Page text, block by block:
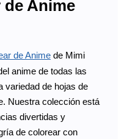
de Anime
de Anime de Mimi
anime de todas las
variedad de hojas de
Nuestra colección está
divertidas y
de colorear con